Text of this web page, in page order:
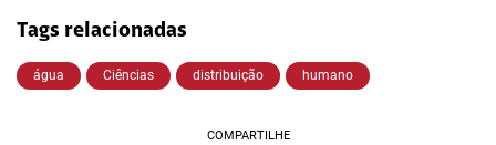
Tags relacionadas
água Ciências distribuição humano
COMPARTILHE